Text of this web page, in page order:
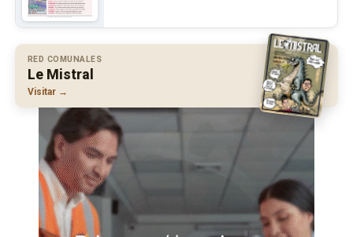
RED COMUNALES
Le Mistral
Visitar →